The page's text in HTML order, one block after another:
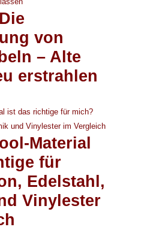
von
– Alte
erstrahlen
Material
für
Edelstahl,
Vinylester